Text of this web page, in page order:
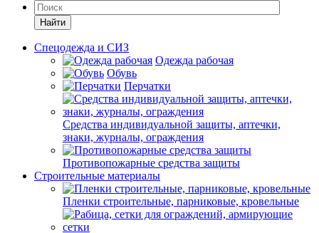
Найти
Спецодежда и СИЗ
Одежда рабочая
Обувь
Перчатки
Средства индивидуальной защиты, аптечки,
знаки, журналы, ограждения
Противопожарные средства защиты
Строительные материалы
Пленки строительные, парниковые, кровельные